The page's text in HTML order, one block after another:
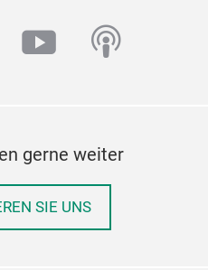
youtube
gerne weiter
SIE UNS